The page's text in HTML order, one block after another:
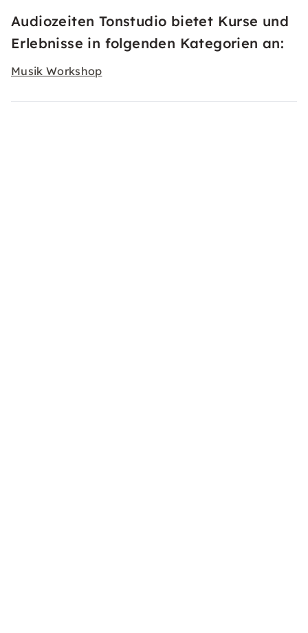
Audiozeiten Tonstudio bietet Kurse und
Erlebnisse in folgenden Kategorien an:
Musik Workshop